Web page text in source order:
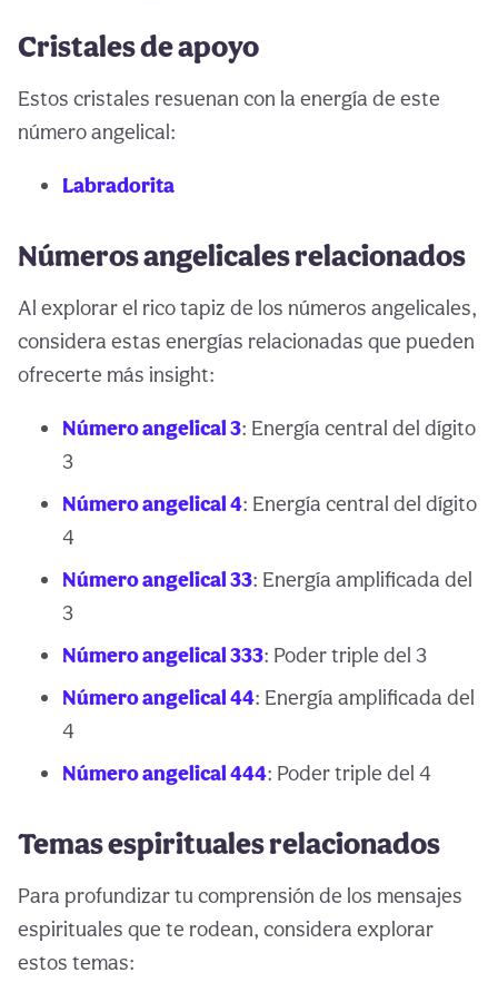
Cristales de apoyo
Estos cristales resuenan con la energía de este
número angelical:
Labradorita
Números angelicales relacionados
Al explorar el rico tapiz de los números angelicales,
considera estas energías relacionadas que pueden
ofrecerte más insight:
Número angelical 3: Energía central del dígito
3
Número angelical 4: Energía central del dígito
4
Número angelical 33: Energía amplificada del
3
Número angelical 333: Poder triple del 3
Número angelical 44: Energía amplificada del
4
Número angelical 444: Poder triple del 4
Temas espirituales relacionados
Para profundizar tu comprensión de los mensajes
espirituales que te rodean, considera explorar
estos temas: